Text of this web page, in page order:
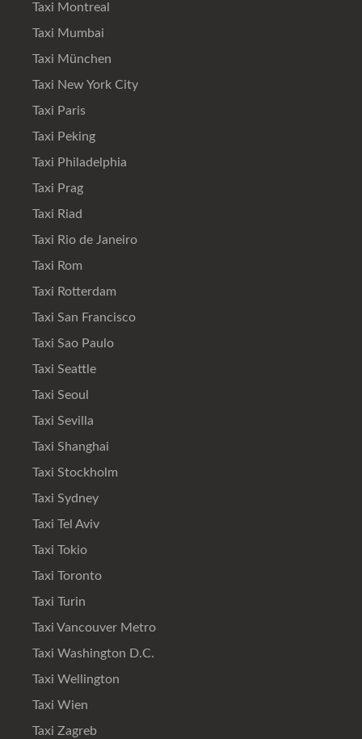
Taxi Montreal
Taxi Mumbai
Taxi München
Taxi New York City
Taxi Paris
Taxi Peking
Taxi Philadelphia
Taxi Prag
Taxi Riad
Taxi Rio de Janeiro
Taxi Rom
Taxi Rotterdam
Taxi San Francisco
Taxi Sao Paulo
Taxi Seattle
Taxi Seoul
Taxi Sevilla
Taxi Shanghai
Taxi Stockholm
Taxi Sydney
Taxi Tel Aviv
Taxi Tokio
Taxi Toronto
Taxi Turin
Taxi Vancouver Metro
Taxi Washington D.C.
Taxi Wellington
Taxi Wien
Taxi Zagreb